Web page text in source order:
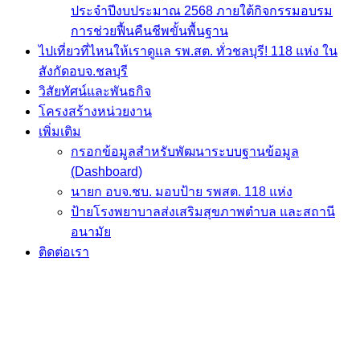
ประจำปีงบประมาณ 2568 ภายใต้กิจกรรมอบรม
การช่วยฟื้นคืนชีพขั้นพื้นฐาน
ไปเที่ยวที่ไหนให้เราดูแล รพ.สต. ทั่วชลบุรี! 118 แห่ง ใน
สังกัดอบจ.ชลบุรี
วิสัยทัศน์และพันธกิจ
โครงสร้างหน่วยงาน
เพิ่มเติม
กรอกข้อมูลสำหรับพัฒนาระบบฐานข้อมูล
(Dashboard)
นายก อบจ.ชบ. มอบป้าย รพสต. 118 แห่ง
ป้ายโรงพยาบาลส่งเสริมสุขภาพตำบล และสถานี
อนามัย
ติดต่อเรา